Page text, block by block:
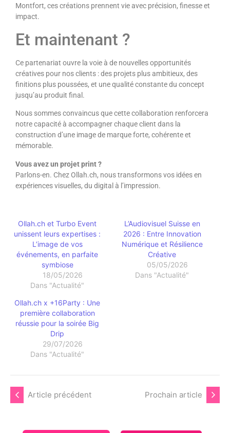
Montfort, ces créations prennent vie avec précision, finesse et
impact.
Et maintenant ?
Ce partenariat ouvre la voie à de nouvelles opportunités
créatives pour nos clients : des projets plus ambitieux, des
finitions plus poussées, et une qualité constante du concept
jusqu’au produit final.
Nous sommes convaincus que cette collaboration renforcera
notre capacité à accompagner chaque client dans la
construction d’une image de marque forte, cohérente et
mémorable.
Vous avez un projet print ?
Parlons-en. Chez Ollah.ch, nous transformons vos idées en
expériences visuelles, du digital à l’impression.
Ollah.ch et Turbo Event
unissent leurs expertises :
L’image de vos
événements, en parfaite
symbiose
18/05/2026
Dans "Actualité"
L’Audiovisuel Suisse en
2026 : Entre Innovation
Numérique et Résilience
Créative
05/05/2026
Dans "Actualité"
Ollah.ch x +16Party : Une
première collaboration
réussie pour la soirée Big
Drip
29/07/2026
Dans "Actualité"
Article précédent Prochain article